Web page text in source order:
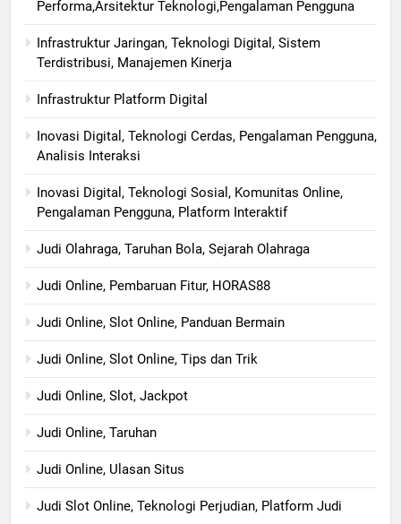
Performa,Arsitektur Teknologi,Pengalaman Pengguna
Infrastruktur Jaringan, Teknologi Digital, Sistem
Terdistribusi, Manajemen Kinerja
Infrastruktur Platform Digital
Inovasi Digital, Teknologi Cerdas, Pengalaman Pengguna,
Analisis Interaksi
Inovasi Digital, Teknologi Sosial, Komunitas Online,
Pengalaman Pengguna, Platform Interaktif
Judi Olahraga, Taruhan Bola, Sejarah Olahraga
Judi Online, Pembaruan Fitur, HORAS88
Judi Online, Slot Online, Panduan Bermain
Judi Online, Slot Online, Tips dan Trik
Judi Online, Slot, Jackpot
Judi Online, Taruhan
Judi Online, Ulasan Situs
Judi Slot Online, Teknologi Perjudian, Platform Judi